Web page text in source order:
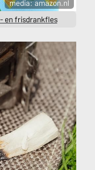
media: amazon.nl
en frisdrankfles